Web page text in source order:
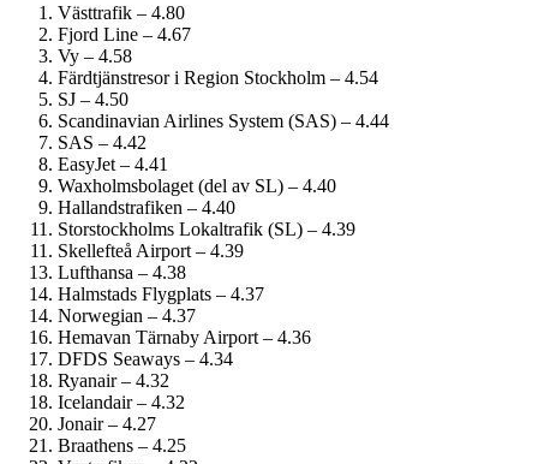
Västtrafik – 4.80
Fjord Line – 4.67
Vy – 4.58
Färdtjänstresor i Region Stockholm – 4.54
SJ – 4.50
Scandinavian Airlines System (SAS) – 4.44
SAS – 4.42
EasyJet – 4.41
Waxholmsbolaget (del av SL) – 4.40
Hallandstrafiken – 4.40
Storstockholms Lokaltrafik (SL) – 4.39
Skellefteå Airport – 4.39
Lufthansa – 4.38
Halmstads Flygplats – 4.37
Norwegian – 4.37
Hemavan Tärnaby Airport – 4.36
DFDS Seaways – 4.34
Ryanair – 4.32
Icelandair – 4.32
Jonair – 4.27
Braathens – 4.25